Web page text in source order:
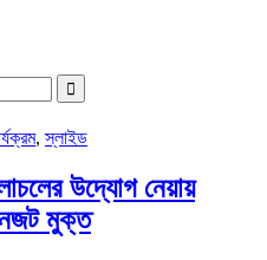
,স্লাইড
উদ্যোগ নেয়ায়
মুক্ত